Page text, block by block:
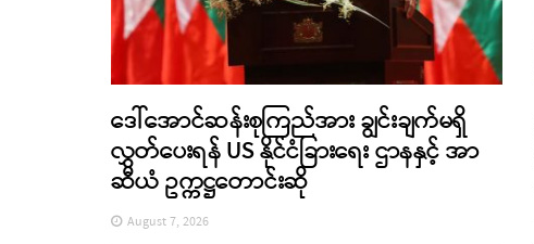
ဒေါ်အောင်ဆန်းစုကြည်အား ချွင်းချက်မရှိ
လွှတ်ပေးရန် US နိုင်ငံခြားရေး ဌာနနှင့် အာ
ဆီယံ ဥက္ကဋ္ဌတောင်းဆို
August 7, 2026